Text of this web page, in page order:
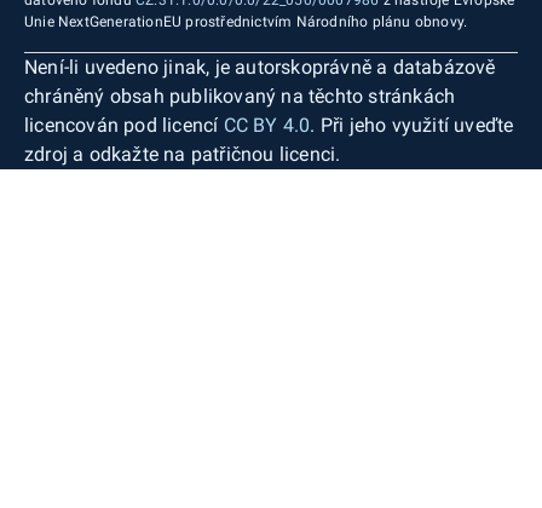
Unie NextGenerationEU prostřednictvím Národního plánu obnovy.
Není-li uvedeno jinak, je autorskoprávně a databázově
chráněný obsah publikovaný na těchto stránkách
licencován pod licencí CC BY 4.0. Při jeho využití uveďte
zdroj a odkažte na patřičnou licenci.